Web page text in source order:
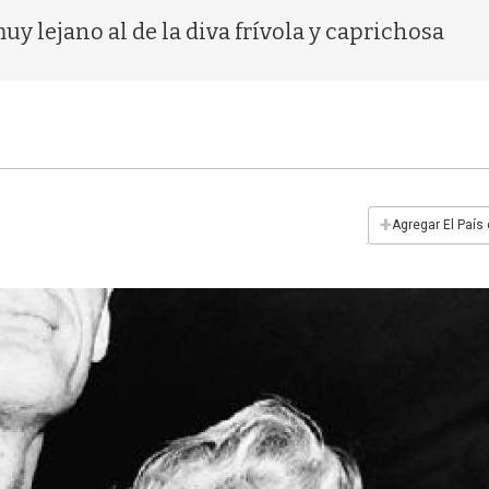
lejano al de la diva frívola y caprichosa
+Agregar El País